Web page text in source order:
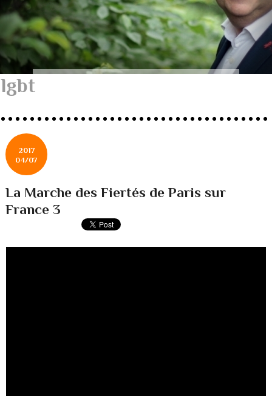
lgbt
2017
04/07
La Marche des Fiertés de Paris sur
France 3